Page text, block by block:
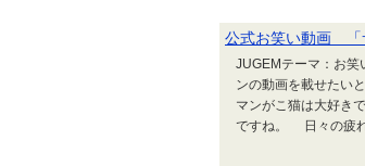
公式お笑い動画 「
JUGEMテーマ：お
ンの動画を載せた
マンがこ猫は大好き
ですね。 日々の疲